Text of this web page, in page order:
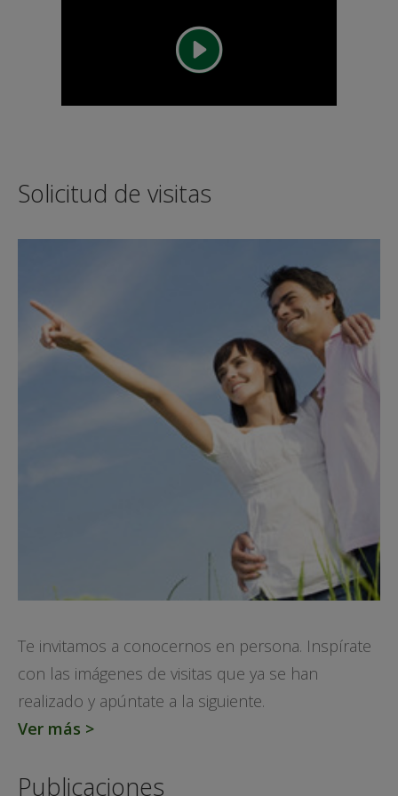
Solicitud de visitas
Te invitamos a conocernos en persona. Inspírate
con las imágenes de visitas que ya se han
realizado y apúntate a la siguiente.
Ver más >
Publicaciones